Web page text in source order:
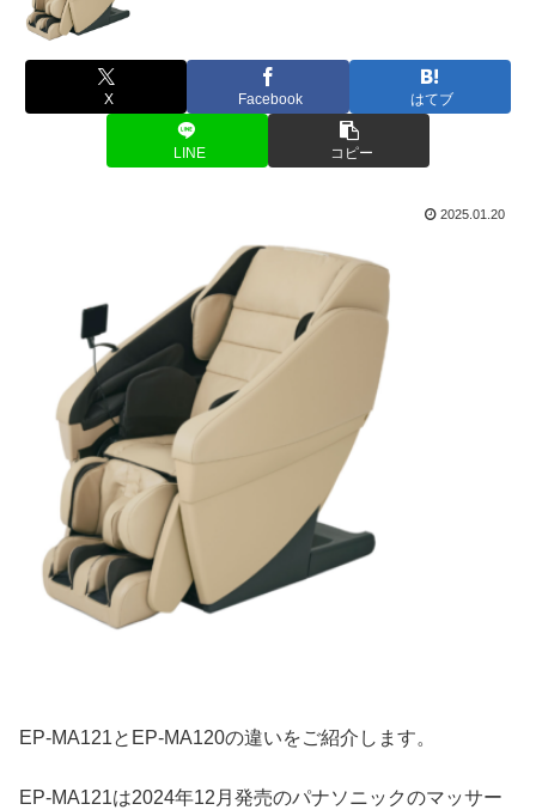
X Facebook はてブ
LINE コピー
2025.01.20
EP-MA121とEP-MA120の違いをご紹介します。
EP-MA121は2024年12月発売のパナソニックのマッサー